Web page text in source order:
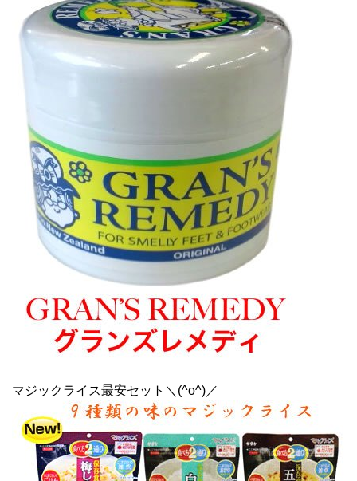
マジックライス最安セット＼(^o^)／